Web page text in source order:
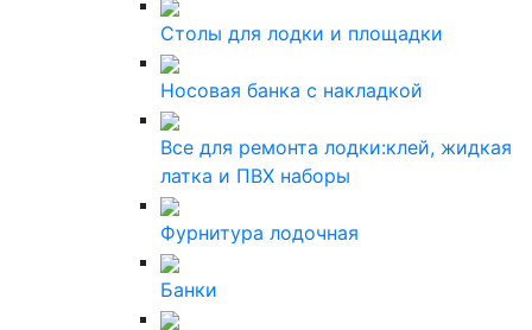
Столы для лодки и площадки
Носовая банка с накладкой
Все для ремонта лодки:клей, жидкая
латка и ПВХ наборы
Фурнитура лодочная
Банки